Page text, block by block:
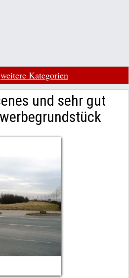
weitere Kategorien
und sehr gut